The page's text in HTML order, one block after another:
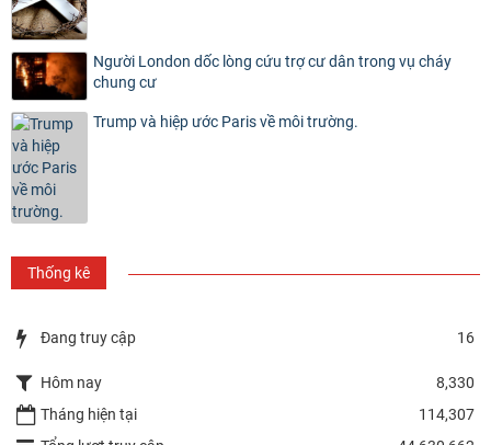
Người London dốc lòng cứu trợ cư dân trong vụ cháy
chung cư
Trump và hiệp ước Paris về môi trường.
Thống kê
Đang truy cập 16
Hôm nay
8,330
Tháng hiện tại
114,307